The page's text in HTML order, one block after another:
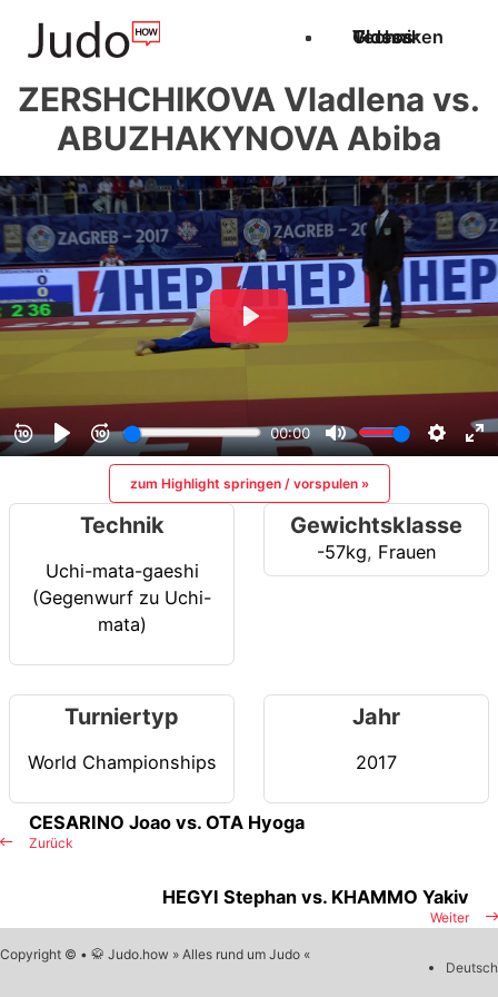
Techniken
Videos
Glossar
ZERSHCHIKOVA Vladlena vs.
ABUZHAKYNOVA Abiba
zum Highlight springen / vorspulen »
Technik
Uchi-mata-gaeshi
(Gegenwurf zu Uchi-
mata)
Gewichtsklasse
-57kg, Frauen
Turniertyp
World Championships
Jahr
2017
Zurück
CESARINO Joao vs. OTA Hyoga
Weiter
HEGYI Stephan vs. KHAMMO Yakiv
Copyright © • 🥋 Judo.how » Alles rund um Judo «
Deutsch